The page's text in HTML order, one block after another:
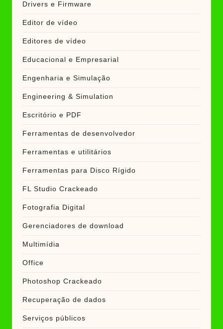
Drivers e Firmware
Editor de vídeo
Editores de vídeo
Educacional e Empresarial
Engenharia e Simulação
Engineering & Simulation
Escritório e PDF
Ferramentas de desenvolvedor
Ferramentas e utilitários
Ferramentas para Disco Rígido
FL Studio Crackeado
Fotografia Digital
Gerenciadores de download
Multimídia
Office
Photoshop Crackeado
Recuperação de dados
Serviços públicos